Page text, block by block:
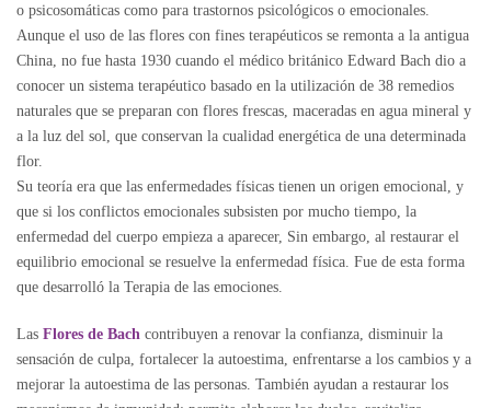
o psicosomáticas como para trastornos psicológicos o emocionales.
Aunque el uso de las flores con fines terapéuticos se remonta a la antigua
China, no fue hasta 1930 cuando el médico británico Edward Bach dio a
conocer un sistema terapéutico basado en la utilización de 38 remedios
naturales que se preparan con flores frescas, maceradas en agua mineral y
a la luz del sol, que conservan la cualidad energética de una determinada
flor.
Su teoría era que las enfermedades físicas tienen un origen emocional, y
que si los conflictos emocionales subsisten por mucho tiempo, la
enfermedad del cuerpo empieza a aparecer, Sin embargo, al restaurar el
equilibrio emocional se resuelve la enfermedad física. Fue de esta forma
que desarrolló la Terapia de las emociones.
Las Flores de Bach contribuyen a renovar la confianza, disminuir la
sensación de culpa, fortalecer la autoestima, enfrentarse a los cambios y a
mejorar la autoestima de las personas. También ayudan a restaurar los